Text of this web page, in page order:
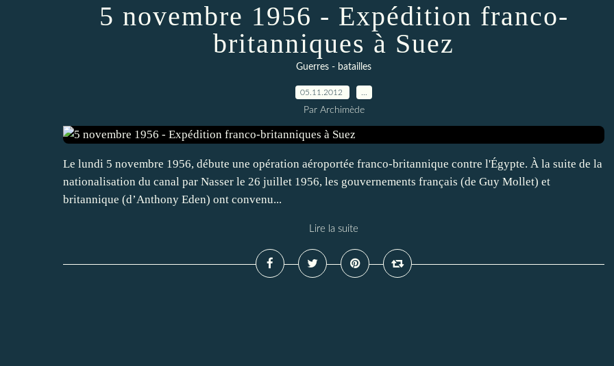
5 novembre 1956 - Expédition franco-
britanniques à Suez
Guerres - batailles
05.11.2012
Par Archimède
Le lundi 5 novembre 1956, débute une opération aéroportée franco-britannique contre l'Égypte. À la suite de la
nationalisation du canal par Nasser le 26 juillet 1956, les gouvernements français (de Guy Mollet) et
britannique (d’Anthony Eden) ont convenu...
Lire la suite